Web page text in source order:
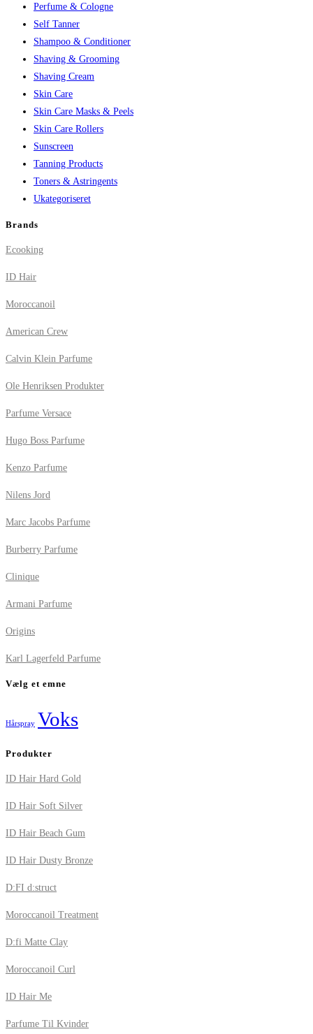
Perfume & Cologne
Self Tanner
Shampoo & Conditioner
Shaving & Grooming
Shaving Cream
Skin Care
Skin Care Masks & Peels
Skin Care Rollers
Sunscreen
Tanning Products
Toners & Astringents
Ukategoriseret
Brands
Ecooking
ID Hair
Moroccanoil
American Crew
Calvin Klein Parfume
Ole Henriksen Produkter
Parfume Versace
Hugo Boss Parfume
Kenzo Parfume
Nilens Jord
Marc Jacobs Parfume
Burberry Parfume
Clinique
Armani Parfume
Origins
Karl Lagerfeld Parfume
Vælg et emne
Hårspray Voks
Produkter
ID Hair Hard Gold
ID Hair Soft Silver
ID Hair Beach Gum
ID Hair Dusty Bronze
D:FI d:struct
Moroccanoil Treatment
D:fi Matte Clay
Moroccanoil Curl
ID Hair Me
Parfume Til Kvinder